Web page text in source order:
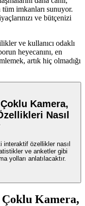
imkanları sunuyor.
ve bütçenizi
ve kullanıcı odaklı
heyecanını, en
artık hiç olmadığı
Kamera,
Nasıl
interaktif özellikler nasıl
ve anketler gibi
yolları anlatılacaktır.
Kamera,